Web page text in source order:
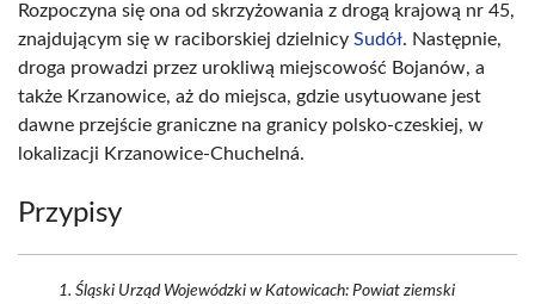
Rozpoczyna się ona od skrzyżowania z drogą krajową nr 45,
znajdującym się w raciborskiej dzielnicy Sudół. Następnie,
droga prowadzi przez urokliwą miejscowość Bojanów, a
także Krzanowice, aż do miejsca, gdzie usytuowane jest
dawne przejście graniczne na granicy polsko-czeskiej, w
lokalizacji Krzanowice-Chuchelná.
Przypisy
Śląski Urząd Wojewódzki w Katowicach: Powiat ziemski